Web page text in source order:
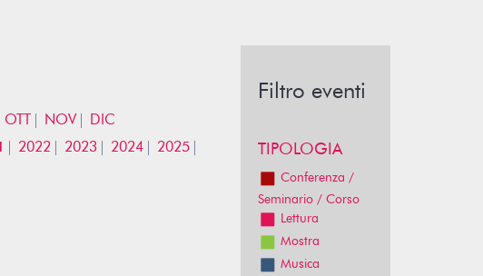
OTT NOV
DIC
2022 2023 2024
2025
Filtro eventi
TIPOLOGIA
Conferenza /
Seminario / Corso
Lettura
Mostra
Musica